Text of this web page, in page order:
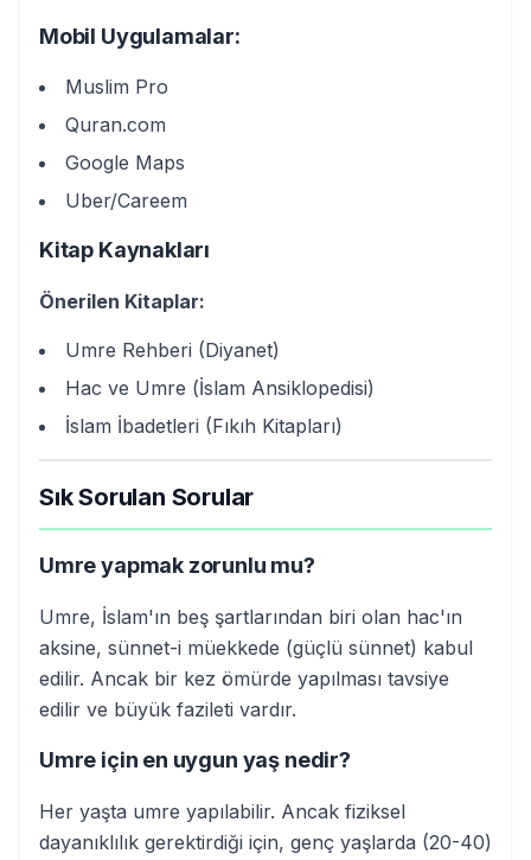
Mobil Uygulamalar:
Muslim Pro
Quran.com
Google Maps
Uber/Careem
Kitap Kaynakları
Önerilen Kitaplar:
Umre Rehberi (Diyanet)
Hac ve Umre (İslam Ansiklopedisi)
İslam İbadetleri (Fıkıh Kitapları)
Sık Sorulan Sorular
Umre yapmak zorunlu mu?
Umre, İslam'ın beş şartlarından biri olan hac'ın
aksine, sünnet-i müekkede (güçlü sünnet) kabul
edilir. Ancak bir kez ömürde yapılması tavsiye
edilir ve büyük fazileti vardır.
Umre için en uygun yaş nedir?
Her yaşta umre yapılabilir. Ancak fiziksel
dayanıklılık gerektirdiği için, genç yaşlarda (20-40)